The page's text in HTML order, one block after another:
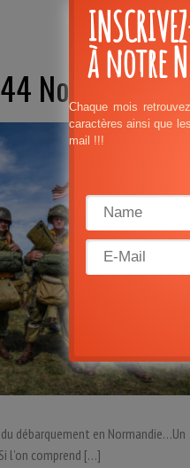
Normandie
du débarquement en Normandie…Un
l’on comprend […]
à notre
Chaque mois
caractères ainsi que
mail !!!